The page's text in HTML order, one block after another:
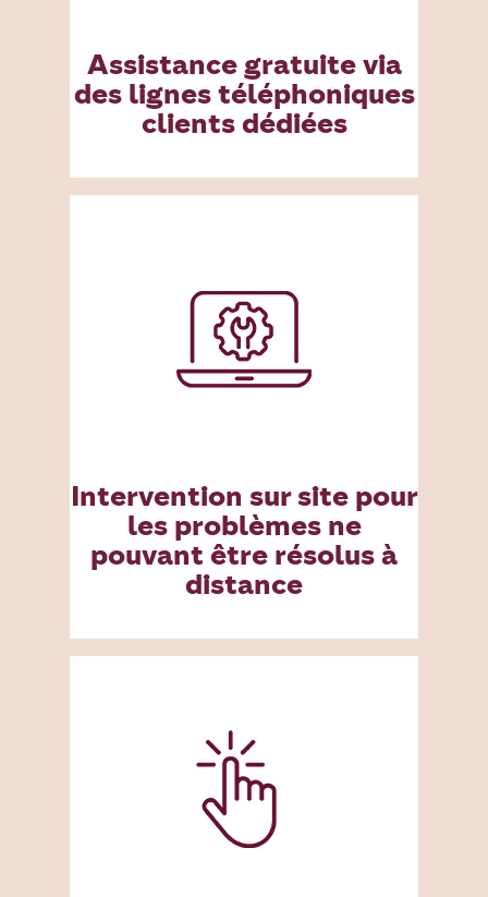
Assistance gratuite via
des lignes téléphoniques
clients dédiées
Intervention sur site pour
les problèmes ne
pouvant être résolus à
distance